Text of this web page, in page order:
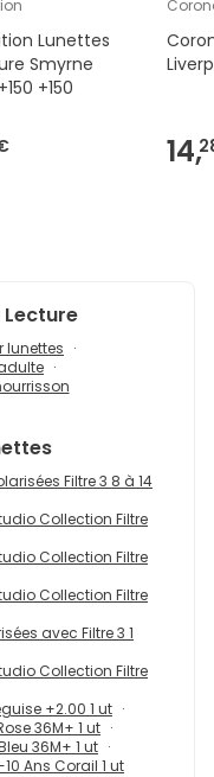
Lunettes
Smyrne
+150
14,
Lecture
lunettes
Filtre 3 8 à 14
Collection Filtre
Collection Filtre
Collection Filtre
avec Filtre 3 1
Collection Filtre
+2.00 1 ut
36M+ 1 ut
36M+ 1 ut
Ans Corail 1 ut